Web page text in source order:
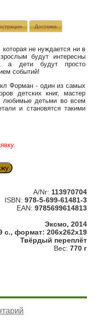
Доставка
не нуждается ни в
будут интересны
а дети будут просто
событий!
Форман - один из самых
детских книг, мастер
любимые детьми во всем
и становятся такими
A/Nr: 113970704
ISBN: 978-5-699-61481-3
EAN: 9785699614813
Эксмо, 2014
с., формат: 206x262x19
Твёрдый переплёт
Вес: 770 г